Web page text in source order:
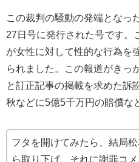
この裁判の騒動の発端となっ
27日号に発行された号です。
が女性に対して性的な行為を
られました。この報道がきっ
と訂正記事の掲載を求めた訴
秋などに5億5千万円の賠償な
フタを開けてみたら、結局
ら取り下げ、それに謝罪コメ